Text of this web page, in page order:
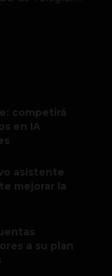
competirá
en IA
asistente
mejorar la
a su plan